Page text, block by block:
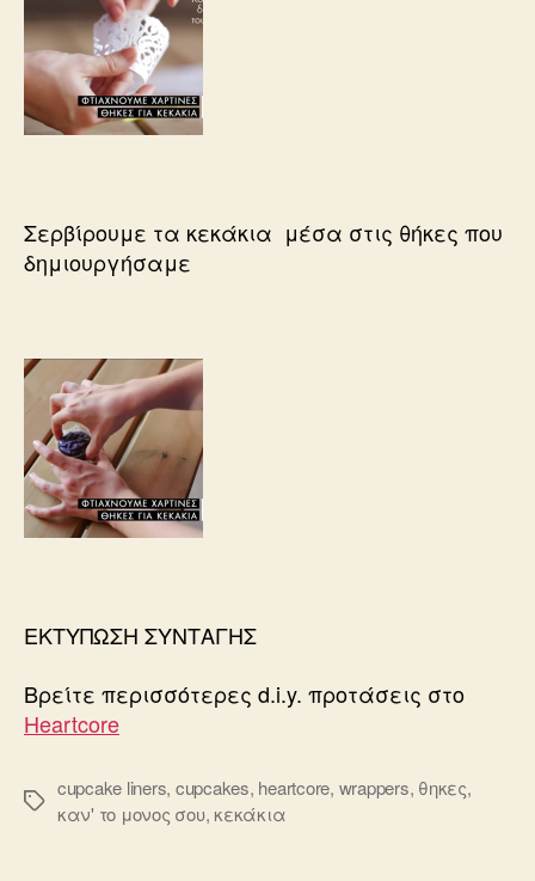
Σερβίρουμε τα κεκάκια μέσα στις θήκες που
δημιουργήσαμε
ΕΚΤΥΠΩΣΗ ΣΥΝΤΑΓΗΣ
Βρείτε περισσότερες d.i.y. προτάσεις στο
Heartcore
Ετικέτες
cupcake liners, cupcakes, heartcore, wrappers, θηκες,
καν' το μονος σου, κεκάκια